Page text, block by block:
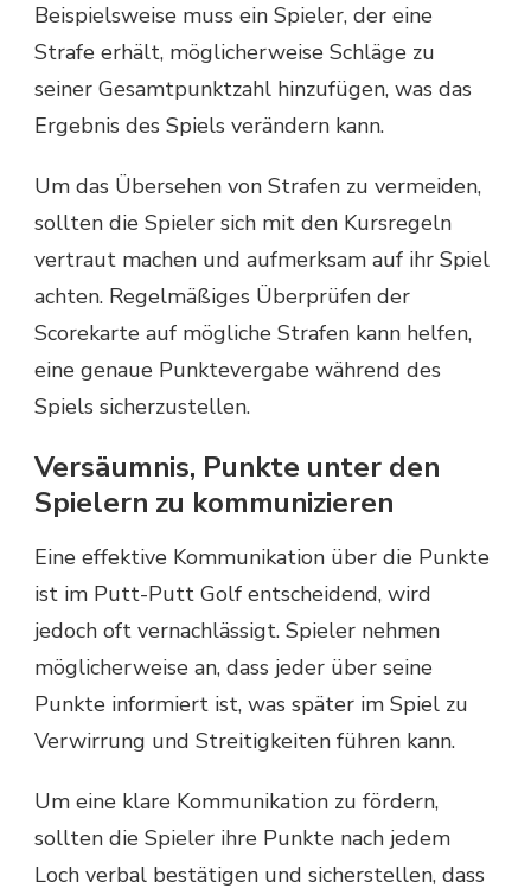
Beispielsweise muss ein Spieler, der eine
Strafe erhält, möglicherweise Schläge zu
seiner Gesamtpunktzahl hinzufügen, was das
Ergebnis des Spiels verändern kann.
Um das Übersehen von Strafen zu vermeiden,
sollten die Spieler sich mit den Kursregeln
vertraut machen und aufmerksam auf ihr Spiel
achten. Regelmäßiges Überprüfen der
Scorekarte auf mögliche Strafen kann helfen,
eine genaue Punktevergabe während des
Spiels sicherzustellen.
Versäumnis, Punkte unter den
Spielern zu kommunizieren
Eine effektive Kommunikation über die Punkte
ist im Putt-Putt Golf entscheidend, wird
jedoch oft vernachlässigt. Spieler nehmen
möglicherweise an, dass jeder über seine
Punkte informiert ist, was später im Spiel zu
Verwirrung und Streitigkeiten führen kann.
Um eine klare Kommunikation zu fördern,
sollten die Spieler ihre Punkte nach jedem
Loch verbal bestätigen und sicherstellen, dass